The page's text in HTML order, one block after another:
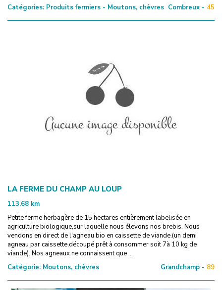
Catégories: Produits fermiers - Moutons, chèvres Combreux - 45
LA FERME DU CHAMP AU LOUP
113.68 km
Petite ferme herbagère de 15 hectares entièrement labelisée en
agriculture biologique,sur laquelle nous élevons nos brebis. Nous
vendons en direct de l'agneau bio en caissette de viande.(un demi
agneau par caissette,découpé prêt à consommer soit 7à 10 kg de
viande). Nos agneaux ne connaissent que ...
Catégorie: Moutons, chèvres Grandchamp - 89